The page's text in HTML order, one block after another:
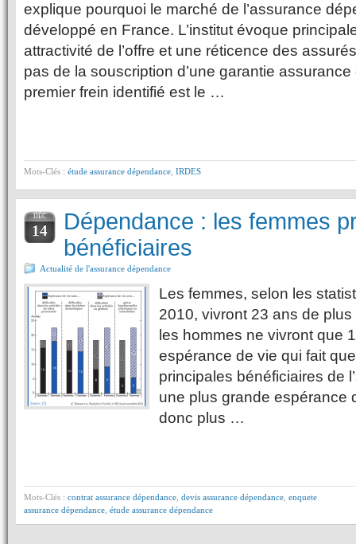
explique pourquoi le marché de l’assurance
développé en France. L’institut évoque
attractivité de l’offre et une réticence des
pas de la souscription d’une garantie
premier frein identifié est le …
Mots-Clés : étude assurance dépendance IRDES
DÉC
14
Dépendance : les femmes
bénéficiaires
Actualité de l'assurance dépendance
Les femmes, selon les
2010, vivront 23 ans de
les hommes ne vivront que
espérance de vie qui fait
principales bénéficiaires de
une plus grande espérance
donc plus …
Mots-Clés : contrat assurance dépendance devis assurance dépendance enquete
assurance dépendance étude assurance dépendance